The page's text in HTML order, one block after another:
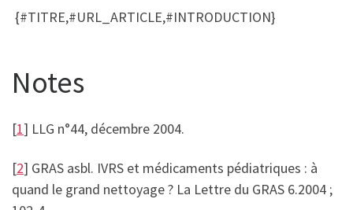
{#TITRE,#URL_ARTICLE,#INTRODUCTION}
Notes
[1] LLG n°44, décembre 2004.
[2] GRAS asbl. IVRS et médicaments pédiatriques : à
quand le grand nettoyage ? La Lettre du GRAS 6.2004 ;